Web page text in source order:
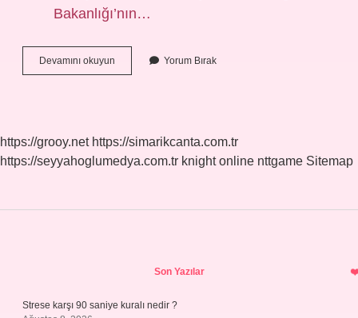
Bakanlığı’nın…
Devamını okuyun
Takibi
Yorum Bırak
https://grooy.net https://simarikcanta.com.tr
https://seyyahoglumedya.com.tr knight online nttgame Sitemap
Son Yazılar
Strese karşı 90 saniye kuralı nedir ?